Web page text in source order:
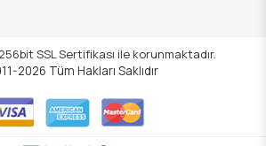
SSL Sertifikası ile korunmaktadır.
2026 Tüm Hakları Saklıdır